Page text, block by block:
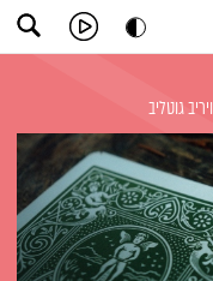
ויריב גוטליב